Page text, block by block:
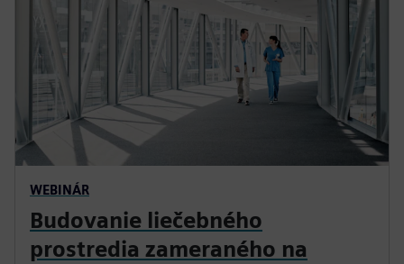
WEBINÁR
Budovanie liečebného
prostredia zameraného na